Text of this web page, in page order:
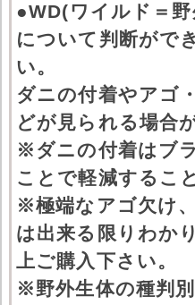
●WD(ワイルド＝
について判断がで
い。
ダニの付着やアゴ
どが見られる場合
※ダニの付着はブ
ことで軽減するこ
※極端なアゴ欠け
は出来る限りわか
上ご購入下さい。
※野外生体の種判